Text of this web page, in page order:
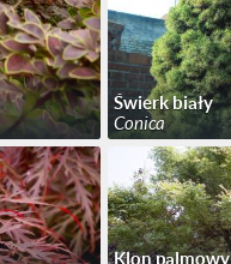
Świerk biały
Conica
Klon palmowy